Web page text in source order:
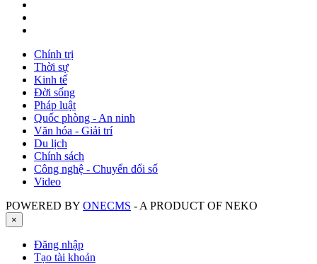
Chính trị
Thời sự
Kinh tế
Đời sống
Pháp luật
Quốc phòng - An ninh
Văn hóa - Giải trí
Du lịch
Chính sách
Công nghệ - Chuyển đổi số
Video
POWERED BY ONECMS - A PRODUCT OF NEKO
×
Đăng nhập
Tạo tài khoản